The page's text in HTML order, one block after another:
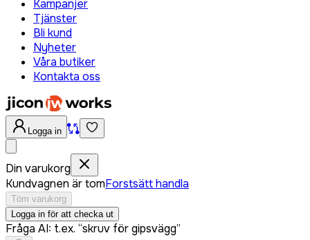
Kampanjer
Tjänster
Bli kund
Nyheter
Våra butiker
Kontakta oss
Logga in
Din varukorg
Kundvagnen är tomForstsätt handla
Töm varukorg
Logga in för att checka ut
Fråga AI: t.ex. “skruv för gipsvägg”